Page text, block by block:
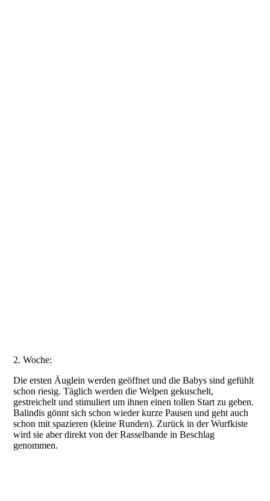
2. Woche:
Die ersten Äuglein werden geöffnet und die Babys sind gefühlt
schon riesig. Täglich werden die Welpen gekuschelt,
gestreichelt und stimuliert um ihnen einen tollen Start zu geben.
Balindis gönnt sich schon wieder kurze Pausen und geht auch
schon mit spazieren (kleine Runden). Zurück in der Wurfkiste
wird sie aber direkt von der Rasselbande in Beschlag
genommen.